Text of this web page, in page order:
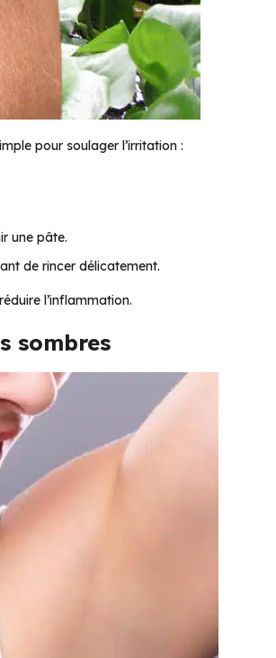
pour soulager l’irritation :
une pâte.
de rincer délicatement.
l’inflammation.
sombres